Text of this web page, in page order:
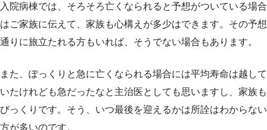
入院病棟では、そろそろ亡くなられると予想がついている場合
はご家族に伝えて、家族も心構えが多少はできます。その予想
通りに旅立たれる方もいれば、そうでない場合もあります。
また、ぽっくりと急に亡くなられる場合には平均寿命は越して
いたけれども急だったなと主治医としても思いますし、家族も
びっくりです。そう、いつ最後を迎えるかは所詮はわからない
方が多いのです。